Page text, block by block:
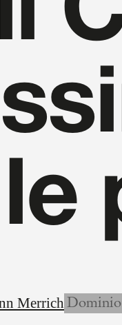
MerrichDominio